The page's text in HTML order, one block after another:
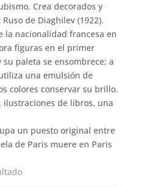
Crea decorados y
de Diaghilev (1922).
la nacionalidad francesa en
figuras en el primer
paleta se ensombrece; a
una emulsión de
colores conservar su brillo.
ilustraciones de libros, una
un puesto original entre
de Paris muere en Paris